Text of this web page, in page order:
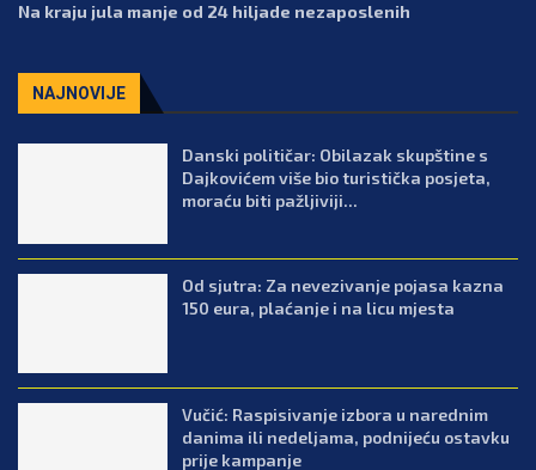
Na kraju jula manje od 24 hiljade nezaposlenih
NAJNOVIJE
Danski političar: Obilazak skupštine s
Dajkovićem više bio turistička posjeta,
moraću biti pažljiviji...
Od sjutra: Za nevezivanje pojasa kazna
150 eura, plaćanje i na licu mjesta
Vučić: Raspisivanje izbora u narednim
danima ili nedeljama, podnijeću ostavku
prije kampanje